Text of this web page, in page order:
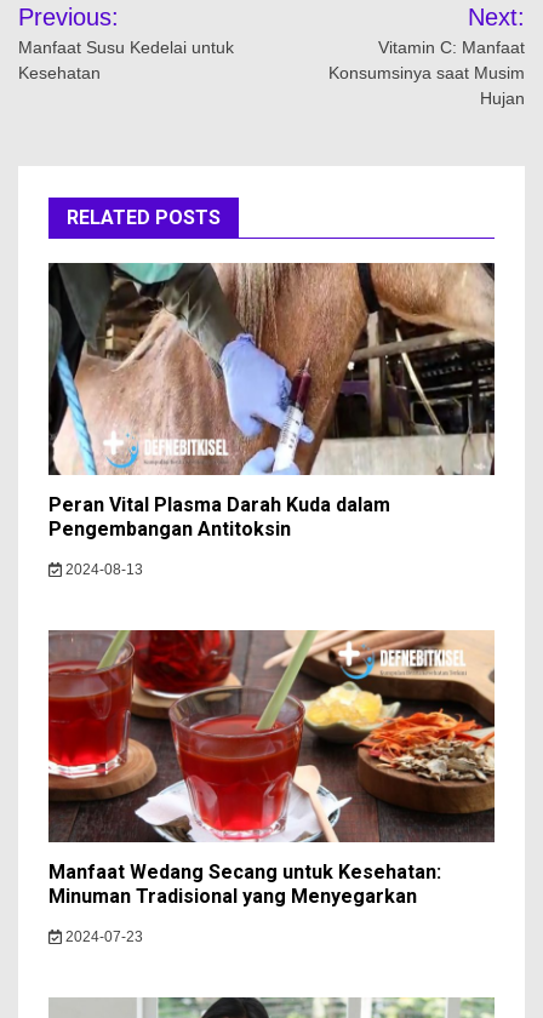
pos
Previous:
Manfaat Susu Kedelai untuk
Kesehatan
Next:
Vitamin C: Manfaat
Konsumsinya saat Musim
Hujan
RELATED POSTS
Peran Vital Plasma Darah Kuda dalam
Pengembangan Antitoksin
2024-08-13
Manfaat Wedang Secang untuk Kesehatan:
Minuman Tradisional yang Menyegarkan
2024-07-23